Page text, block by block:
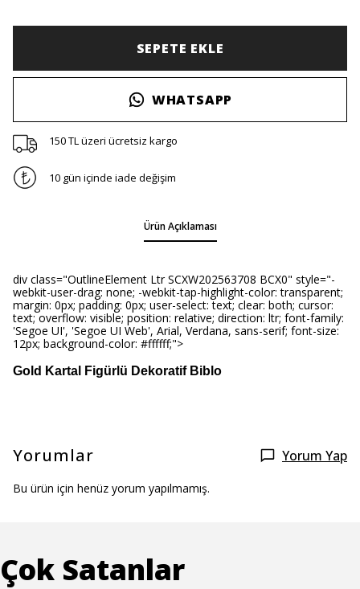
SEPETE EKLE
WHATSAPP
150 TL üzeri ücretsiz kargo
10 gün içinde iade değişim
Ürün Açıklaması
div class="OutlineElement Ltr SCXW202563708 BCX0" style="-
webkit-user-drag: none; -webkit-tap-highlight-color: transparent;
margin: 0px; padding: 0px; user-select: text; clear: both; cursor:
text; overflow: visible; position: relative; direction: ltr; font-family:
'Segoe UI', 'Segoe UI Web', Arial, Verdana, sans-serif; font-size:
12px; background-color: #ffffff;">
Gold Kartal Figürlü Dekoratif Biblo
Yorumlar Yorum Yap
Bu ürün için henüz yorum yapılmamış.
Çok Satanlar